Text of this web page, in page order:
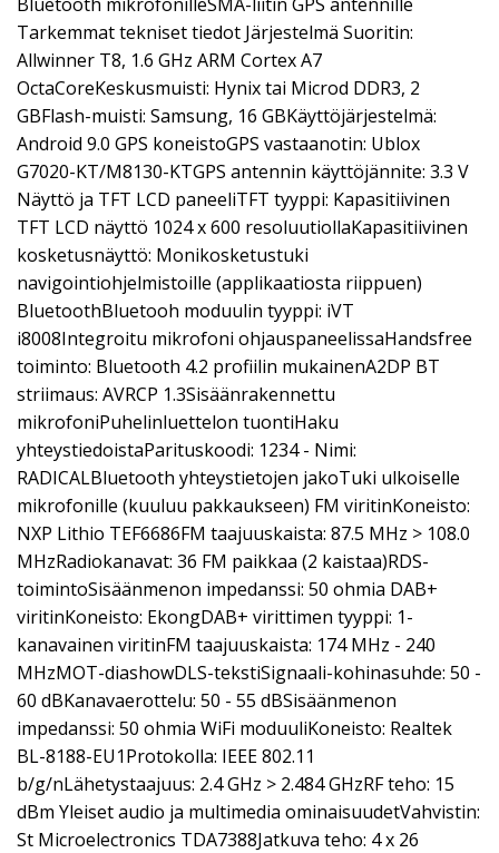
Tarkemmat tekniset tiedot Järjestelmä Suoritin:
Allwinner T8, 1.6 GHz ARM Cortex A7
OctaCoreKeskusmuisti: Hynix tai Microd DDR3, 2
GBFlash-muisti: Samsung, 16 GBKäyttöjärjestelmä:
Android 9.0 GPS koneistoGPS vastaanotin: Ublox
G7020-KT/M8130-KTGPS antennin käyttöjännite: 3.3 V
Näyttö ja TFT LCD paneeliTFT tyyppi: Kapasitiivinen
TFT LCD näyttö 1024 x 600 resoluutiollaKapasitiivinen
kosketusnäyttö: Monikosketustuki
navigointiohjelmistoille (applikaatiosta riippuen)
BluetoothBluetooh moduulin tyyppi: iVT
i8008Integroitu mikrofoni ohjauspaneelissaHandsfree
toiminto: Bluetooth 4.2 profiilin mukainenA2DP BT
striimaus: AVRCP 1.3Sisäänrakennettu
mikrofoniPuhelinluettelon tuontiHaku
yhteystiedoistaParituskoodi: 1234 - Nimi:
RADICALBluetooth yhteystietojen jakoTuki ulkoiselle
mikrofonille (kuuluu pakkaukseen) FM viritinKoneisto:
NXP Lithio TEF6686FM taajuuskaista: 87.5 MHz > 108.0
MHzRadiokanavat: 36 FM paikkaa (2 kaistaa)RDS-
toimintoSisäänmenon impedanssi: 50 ohmia DAB+
viritinKoneisto: EkongDAB+ virittimen tyyppi: 1-
kanavainen viritinFM taajuuskaista: 174 MHz - 240
MHzMOT-diashowDLS-tekstiSignaali-kohinasuhde: 50 -
60 dBKanavaerottelu: 50 - 55 dBSisäänmenon
impedanssi: 50 ohmia WiFi moduuliKoneisto: Realtek
BL-8188-EU1Protokolla: IEEE 802.11
b/g/nLähetystaajuus: 2.4 GHz > 2.484 GHzRF teho: 15
dBm Yleiset audio ja multimedia ominaisuudetVahvistin:
St Microelectronics TDA7388Jatkuva teho: 4 x 26